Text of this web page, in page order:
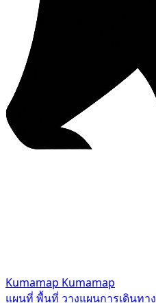
Kumamap Kumamap
แผนที่ พื้นที่ วางแผนการเดินทาง